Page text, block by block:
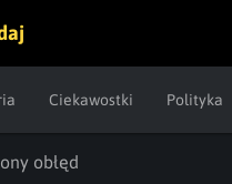
Ciekawostki Polityka
obłęd